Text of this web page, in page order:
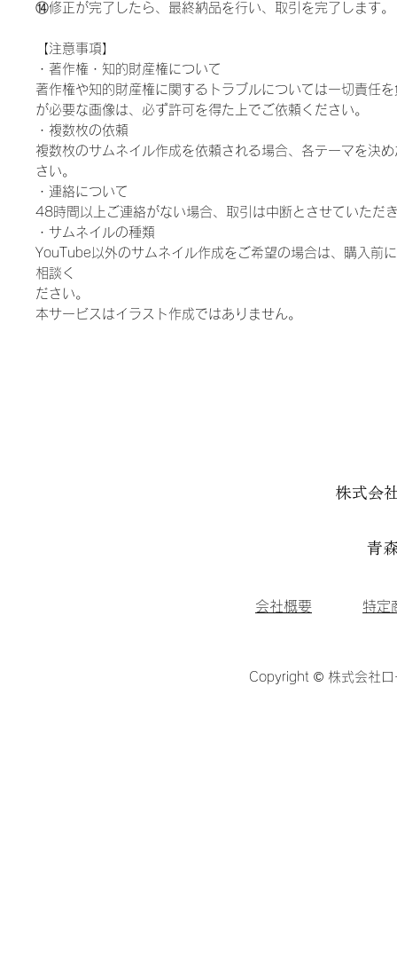
⑭修正が完了したら、最終納品を行い、取引を完了します。
【注意事項】
・著作権・知的財産権について
著作権や知的財産権に関するトラブルについては一切責任
が必要な画像は、必ず許可を得た上でご依頼ください。
・複数枚の依頼
複数枚のサムネイル作成を依頼される場合、各テーマを決
さい。
・連絡について
48時間以上ご連絡がない場合、取引は中断とさせていただ
・サムネイルの種類
YouTube以外のサムネイル作成をご希望の場合は、購入前
相談く
ださい。
本サービスはイラスト作成ではありません。
株式会
青
会社概要 特定
Copyright © 株式会社